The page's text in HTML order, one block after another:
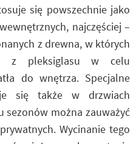
się powszechnie jako
najczęściej –
z drewna, w których
z pleksiglasu w celu
do wnętrza. Specjalne
się także w drzwiach
można zauważyć
Wycinanie tego